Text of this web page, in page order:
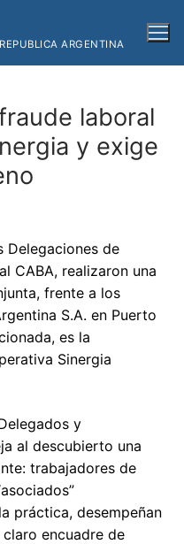
ARGENTINA
laboral
y exige
Delegaciones de
CABA, realizaron una
frente a los
S.A. en Puerto
es la
Sinergia
y
al descubierto una
trabajadores de
práctica, desempeñan
encuadre de